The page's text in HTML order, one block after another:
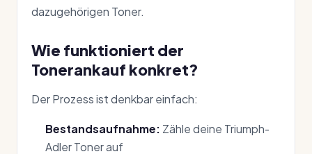
dazugehörigen Toner.
Wie funktioniert der
Tonerankauf konkret?
Der Prozess ist denkbar einfach:
Bestandsaufnahme: Zähle deine Triumph-
Adler Toner auf